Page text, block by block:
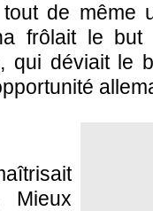
de même
frôlait le
qui déviait le
Mieux